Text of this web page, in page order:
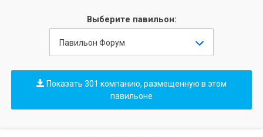
Выберите павильон:
Павильон Форум
Показать 301 компанию, размещенную в этом
павильоне